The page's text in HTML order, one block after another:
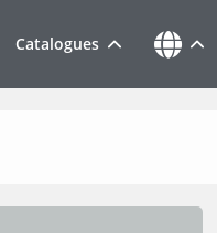
Catalogues